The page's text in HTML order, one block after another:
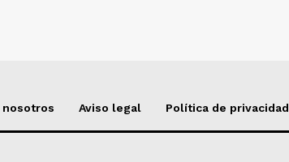
nosotros Aviso legal Política de privacidad